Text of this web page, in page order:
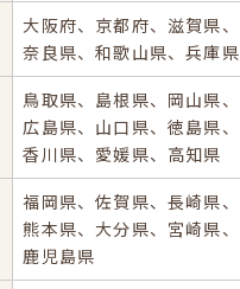
大阪府、京都府、滋賀県、
奈良県、和歌山県、兵庫県
鳥取県、島根県、岡山県、
広島県、山口県、徳島県、
香川県、 愛媛県、高知県
福岡県、佐賀県、長崎県、
熊本県、大分県、宮崎県、
鹿児島県